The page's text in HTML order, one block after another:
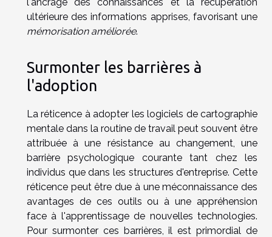
ultérieure des informations apprises, favorisant une
mémorisation améliorée.
Surmonter les barrières à
l'adoption
La réticence à adopter les logiciels de cartographie
mentale dans la routine de travail peut souvent être
attribuée à une résistance au changement, une
barrière psychologique courante tant chez les
individus que dans les structures d'entreprise. Cette
réticence peut être due à une méconnaissance des
avantages de ces outils ou à une appréhension
face à l'apprentissage de nouvelles technologies.
Pour surmonter ces barrières, il est primordial de